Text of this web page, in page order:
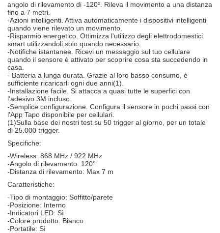
angolo di rilevamento di -120º. Rileva il movimento a una distanza
fino a 7 metri.
-Azioni intelligenti. Attiva automaticamente i dispositivi intelligenti
quando viene rilevato un movimento.
-Risparmio energetico. Ottimizza l'utilizzo degli elettrodomestici
smart utilizzandoli solo quando necessario.
-Notifiche istantanee. Ricevi un messaggio sul tuo cellulare
quando il sensore è attivato per scoprire cosa sta succedendo in
casa.
- Batteria a lunga durata. Grazie al loro basso consumo, è
sufficiente ricaricarli ogni due anni(1).
-Installazione facile. Si attacca a quasi tutte le superfici con
l'adesivo 3M incluso.
-Semplice configurazione. Configura il sensore in pochi passi con
l'App Tapo disponibile per cellulari.
(1)Sulla base dei nostri test su 50 trigger al giorno, per un totale
di 25.000 trigger.
Specifiche:
-Wireless: 868 MHz / 922 MHz
-Angolo di rilevamento: 120°
-Distanza di rilevamento: Max 7 m
Caratteristiche:
-Tipo di montaggio: Soffitto/parete
-Posizione: Interno
-Indicatori LED: Sì
-Colore prodotto: Bianco
-Portatile: Sì